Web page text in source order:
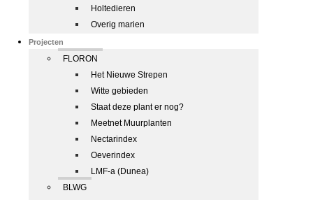
Holtedieren
Overig marien
Projecten
FLORON
Het Nieuwe Strepen
Witte gebieden
Staat deze plant er nog?
Meetnet Muurplanten
Nectarindex
Oeverindex
LMF-a (Dunea)
BLWG